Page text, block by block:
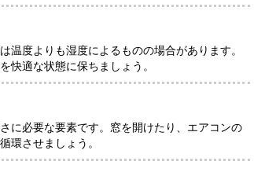
温度よりも湿度によるものの場合があります。
快適な状態に保ちましょう。
に必要な要素です。窓を開けたり、エアコンの
環させましょう。